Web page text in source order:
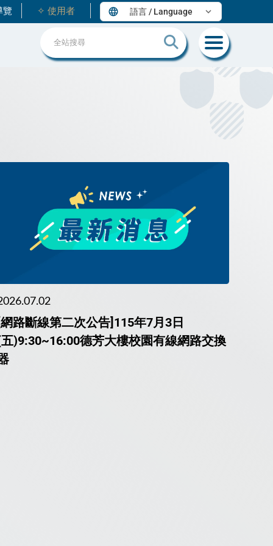
覽 ✧ 使用者 language 語言 / Language expand_more
路斷線第二次公告]115年7月3日
)9:30~16:00德芳大樓校園有線網路交換